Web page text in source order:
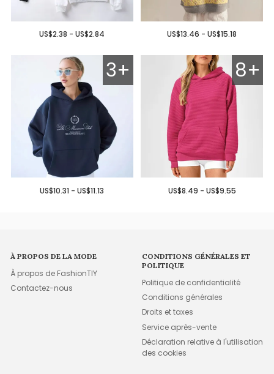
US$2.38 - US$2.84 US$13.46 - US$15.18
3+
US$10.31 - US$11.13
8+
US$8.49 - US$9.55
À PROPOS DE LA MODE
À propos de FashionTIY
Contactez-nous
CONDITIONS GÉNÉRALES ET
POLITIQUE
Politique de confidentialité
Conditions générales
Droits et taxes
Service après-vente
Déclaration relative à l'utilisation
des cookies